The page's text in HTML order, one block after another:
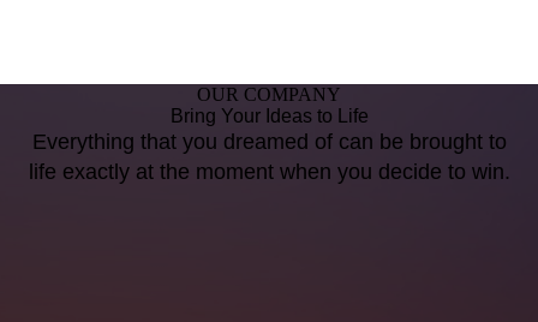
OUR COMPANY
Bring Your Ideas to Life
Everything that you dreamed of can be brought to
life exactly at the moment when you decide to win.